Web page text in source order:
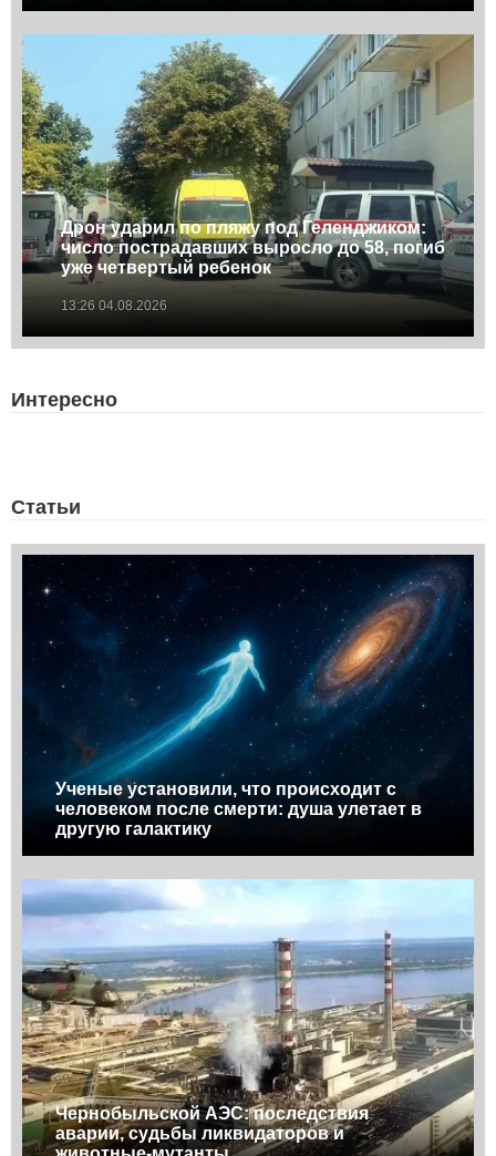
Дрон ударил по пляжу под Геленджиком:
число пострадавших выросло до 58, погиб
уже четвертый ребенок
13:26 04.08.2026
Интересно
Статьи
Ученые установили, что происходит с
человеком после смерти: душа улетает в
другую галактику
Чернобыльской АЭС: последствия
аварии, судьбы ликвидаторов и